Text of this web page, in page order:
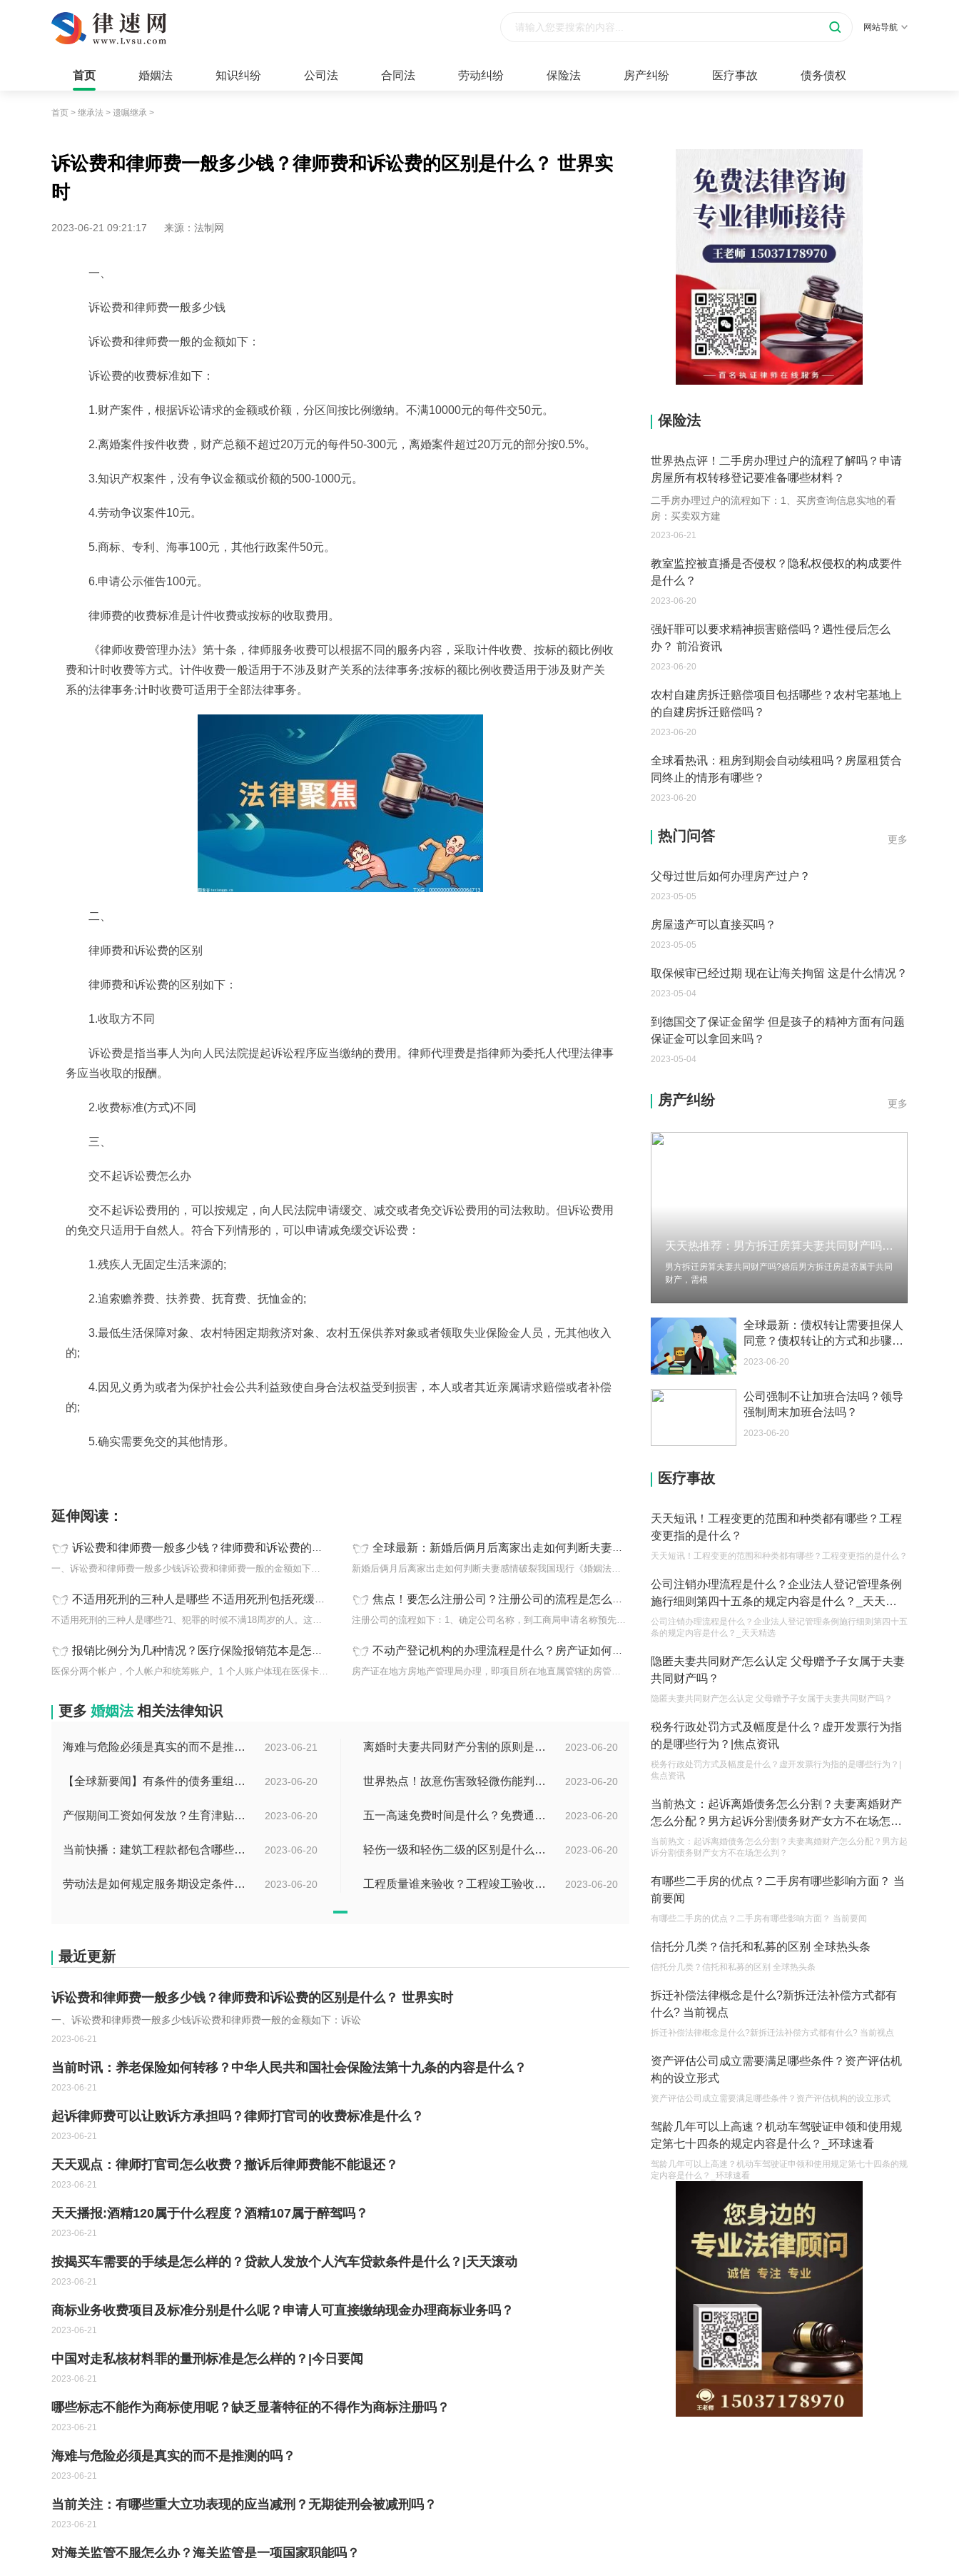
网站导航
首页 婚姻法 知识纠纷 公司法 合同法 劳动纠纷 保险法 房产纠纷 医疗事故 债务债权
首页 > 继承法 > 遗嘱继承 >
诉讼费和律师费一般多少钱？律师费和诉讼费的区别是什么？ 世界实
时
2023-06-21 09:21:17 来源：法制网
一、
诉讼费和律师费一般多少钱
诉讼费和律师费一般的金额如下：
诉讼费的收费标准如下：
1.财产案件，根据诉讼请求的金额或价额，分区间按比例缴纳。不满10000元的每件交50元。
2.离婚案件按件收费，财产总额不超过20万元的每件50-300元，离婚案件超过20万元的部分按0.5%。
3.知识产权案件，没有争议金额或价额的500-1000元。
4.劳动争议案件10元。
5.商标、专利、海事100元，其他行政案件50元。
6.申请公示催告100元。
律师费的收费标准是计件收费或按标的收取费用。
《律师收费管理办法》第十条，律师服务收费可以根据不同的服务内容，采取计件收费、按标的额比例收
费和计时收费等方式。计件收费一般适用于不涉及财产关系的法律事务;按标的额比例收费适用于涉及财产关
系的法律事务;计时收费可适用于全部法律事务。
二、
律师费和诉讼费的区别
律师费和诉讼费的区别如下：
1.收取方不同
诉讼费是指当事人为向人民法院提起诉讼程序应当缴纳的费用。律师代理费是指律师为委托人代理法律事
务应当收取的报酬。
2.收费标准(方式)不同
三、
交不起诉讼费怎么办
交不起诉讼费用的，可以按规定，向人民法院申请缓交、减交或者免交诉讼费用的司法救助。但诉讼费用
的免交只适用于自然人。符合下列情形的，可以申请减免缓交诉讼费：
1.残疾人无固定生活来源的;
2.追索赡养费、扶养费、抚育费、抚恤金的;
3.最低生活保障对象、农村特困定期救济对象、农村五保供养对象或者领取失业保险金人员，无其他收入
的;
4.因见义勇为或者为保护社会公共利益致使自身合法权益受到损害，本人或者其近亲属请求赔偿或者补偿
的;
5.确实需要免交的其他情形。
延伸阅读：
诉讼费和律师费一般多少钱？律师费和诉讼费的区别是什么？ 世界实时
一、诉讼费和律师费一般多少钱诉讼费和律师费一般的金额如下：诉讼
全球最新：新婚后俩月后离家出走如何判断夫妻感情破裂？夫妻一方侵犯他方婚前财产是不是需要赔偿呢？
新婚后俩月后离家出走如何判断夫妻感情破裂我国现行《婚姻法》列举
不适用死刑的三种人是哪些 不适用死刑包括死缓吗？
不适用死刑的三种人是哪些?1、犯罪的时候不满18周岁的人。这里所说
焦点！要怎么注册公司？注册公司的流程是怎么样的？
注册公司的流程如下：1、确定公司名称，到工商局申请名称预先核准登
报销比例分为几种情况？医疗保险报销范本是怎样的？医疗保险报销范围有哪些？
医保分两个帐户，个人帐户和统筹账户。1 个人账户体现在医保卡内的
不动产登记机构的办理流程是什么？房产证如何办理？
房产证在地方房地产管理局办理，即项目所在地直属管辖的房管局。项
更多 婚姻法 相关法律知识
2023-06-21
海难与危险必须是真实的而不是推测的吗？ 2023-06-20
离婚时夫妻共同财产分割的原则是什么？离婚的共同财产怎么分割？
2023-06-20
【全球新要闻】有条件的债务重组的概念是什么？债务重新安排如何进行？ 2023-06-20
世界热点！故意伤害致轻微伤能判多久时间？轻微伤鉴定标准是什么？
2023-06-20
产假期间工资如何发放？生育津贴和工资冲突吗？ 2023-06-20
五一高速免费时间是什么？免费通行的时间范围是什么？|当前速递
2023-06-20
当前快播：建筑工程款都包含哪些项目？建筑施工纠纷管辖法院如何确定？ 2023-06-20
轻伤一级和轻伤二级的区别是什么？轻伤一级的内容都包括哪些？
2023-06-20
劳动法是如何规定服务期设定条件的？劳动法调整的劳动关系包含哪些呢？ 2023-06-20
工程质量谁来验收？工程竣工验收不合格如何处理？-焦点关注
最近更新
诉讼费和律师费一般多少钱？律师费和诉讼费的区别是什么？ 世界实时
一、诉讼费和律师费一般多少钱诉讼费和律师费一般的金额如下：诉讼
2023-06-21
当前时讯：养老保险如何转移？中华人民共和国社会保险法第十九条的内容是什么？
2023-06-21
起诉律师费可以让败诉方承担吗？律师打官司的收费标准是什么？
2023-06-21
天天观点：律师打官司怎么收费？撤诉后律师费能不能退还？
2023-06-21
天天播报:酒精120属于什么程度？酒精107属于醉驾吗？
2023-06-21
按揭买车需要的手续是怎么样的？贷款人发放个人汽车贷款条件是什么？|天天滚动
2023-06-21
商标业务收费项目及标准分别是什么呢？申请人可直接缴纳现金办理商标业务吗？
2023-06-21
中国对走私核材料罪的量刑标准是怎么样的？|今日要闻
2023-06-21
哪些标志不能作为商标使用呢？缺乏显著特征的不得作为商标注册吗？
2023-06-21
海难与危险必须是真实的而不是推测的吗？
2023-06-21
当前关注：有哪些重大立功表现的应当减刑？无期徒刑会被减刑吗？
2023-06-21
对海关监管不服怎么办？海关监管是一项国家职能吗？
保险法
世界热点评！二手房办理过户的流程了解吗？申请
房屋所有权转移登记要准备哪些材料？
二手房办理过户的流程如下：1、买房查询信息实地的看
房：买卖双方建
2023-06-21
教室监控被直播是否侵权？隐私权侵权的构成要件
是什么？
2023-06-20
强奸罪可以要求精神损害赔偿吗？遇性侵后怎么
办？ 前沿资讯
2023-06-20
农村自建房拆迁赔偿项目包括哪些？农村宅基地上
的自建房拆迁赔偿吗？
2023-06-20
全球看热讯：租房到期会自动续租吗？房屋租赁合
同终止的情形有哪些？
2023-06-20
更多
热门问答
父母过世后如何办理房产过户？
房屋遗产可以直接买吗？
2023-05-05
取保候审已经过期 现在让海关拘留 这是什么情况？
2023-05-04
到德国交了保证金留学 但是孩子的精神方面有问题
保证金可以拿回来吗？
我想问一下申请护照需要带什么证件？
2023-05-04
谢！
你好 我想问一下外国人来这里工作没有护照该怎么
办？
如何续签居住证 我的1月7日到期
2023-05-04
中介说商务签转工作签证合法吗 应该向哪个国家机
2023-05-04
你好 我需要申请去美国结婚的签证 过程是什么？
代理权的产生原因是什么？当我国没有外贸经营权
权利和责任是什么？
2023-05-04
单纯的遗产赠要缴税吗？
遗产继承必须要公证吗？
继承遗产的份额怎么分配？
2023-05-05
更多
房产纠纷
天天热推荐：男方拆迁房算夫妻共同财产吗？婚后安置房算不算婚后财产？
男方拆迁房算夫妻共同财产吗?婚后男方拆迁房是否属于共同
财产，需根
全球最新：债权转让需要担保人
同意？债权转让的方式和步骤有
哪些？
2023-06-20
公司强制不让加班合法吗？领导
强制周末加班合法吗？
2023-06-20
医疗事故
天天短讯！工程变更的范围和种类都有哪些？工程
变更指的是什么？
天天短讯！工程变更的范围和种类都有哪些？工程变更指的是什么？
公司注销办理流程是什么？企业法人登记管理条例
施行细则第四十五条的规定内容是什么？_天天精
选
公司注销办理流程是什么？企业法人登记管理条例施行细则第四十五
条的规定内容是什么？_天天精选
隐匿夫妻共同财产怎么认定 父母赠予子女属于夫妻
共同财产吗？
隐匿夫妻共同财产怎么认定 父母赠予子女属于夫妻共同财产吗？
税务行政处罚方式及幅度是什么？虚开发票行为指
的是哪些行为？|焦点资讯
税务行政处罚方式及幅度是什么？虚开发票行为指的是哪些行为？|
焦点资讯
当前热文：起诉离婚债务怎么分割？夫妻离婚财产
怎么分配？男方起诉分割债务财产女方不在场怎么
判？
当前热文：起诉离婚债务怎么分割？夫妻离婚财产怎么分配？男方起
诉分割债务财产女方不在场怎么判？
有哪些二手房的优点？二手房有哪些影响方面？ 当
前要闻
有哪些二手房的优点？二手房有哪些影响方面？ 当前要闻
信托分几类？信托和私募的区别 全球热头条
信托分几类？信托和私募的区别 全球热头条
拆迁补偿法律概念是什么?新拆迁法补偿方式都有
什么? 当前视点
拆迁补偿法律概念是什么?新拆迁法补偿方式都有什么? 当前视点
资产评估公司成立需要满足哪些条件？资产评估机
构的设立形式
资产评估公司成立需要满足哪些条件？资产评估机构的设立形式
驾龄几年可以上高速？机动车驾驶证申领和使用规
定第七十四条的规定内容是什么？_环球速看
驾龄几年可以上高速？机动车驾驶证申领和使用规定第七十四条的规
定内容是什么？_环球速看